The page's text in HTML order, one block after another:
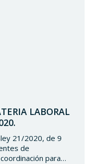
LABORAL
21/2020, de 9
de
para